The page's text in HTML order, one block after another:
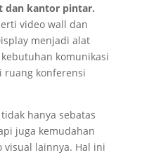
dan kantor pintar.
video wall dan
menjadi alat
komunikasi
ruang konferensi
hanya sebatas
juga kemudahan
visual lainnya. Hal ini